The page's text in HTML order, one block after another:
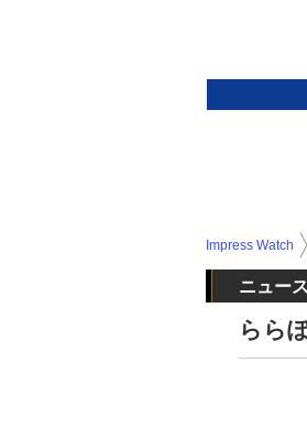
Impress Watch
ニュース
らら